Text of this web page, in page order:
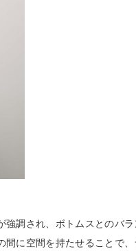
調され、ボトムスとのバラ
に空間を持たせることで